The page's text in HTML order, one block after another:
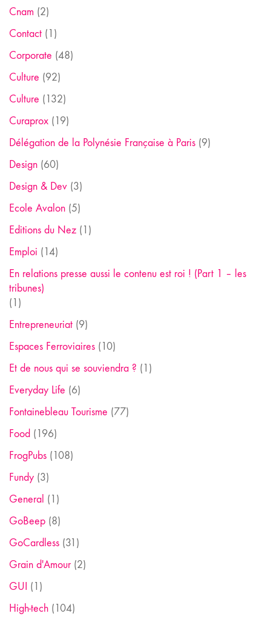
Cnam (2)
Contact (1)
Corporate (48)
Culture (92)
Culture (132)
Curaprox (19)
Délégation de la Polynésie Française à Paris (9)
Design (60)
Design & Dev (3)
Ecole Avalon (5)
Editions du Nez (1)
Emploi (14)
En relations presse aussi le contenu est roi ! (Part 1 – les
tribunes)
(1)
Entrepreneuriat (9)
Espaces Ferroviaires (10)
Et de nous qui se souviendra ? (1)
Everyday Life (6)
Fontainebleau Tourisme (77)
Food (196)
FrogPubs (108)
Fundy (3)
General (1)
GoBeep (8)
GoCardless (31)
Grain d'Amour(2)
GUI (1)
High-tech (104)